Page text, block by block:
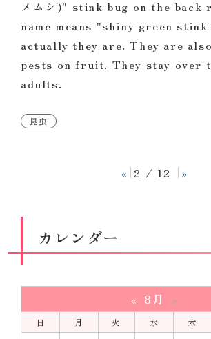
メムシ)" stink bug on the back
name means "shiny green stink
actually they are. They are
pests on fruit. They stay over
adults.
昆虫
« 2 / 12 »
カレンダー
« 8月 »
日 月 火 水 木